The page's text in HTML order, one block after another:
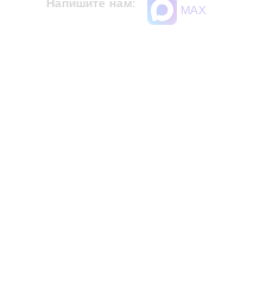
Напишите нам:
MAX